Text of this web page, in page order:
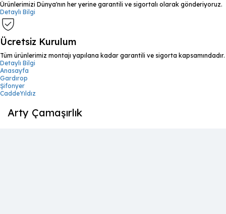
Ürünlerimizi Dünya'nın her yerine garantili ve sigortalı olarak gönderiyoruz.
Detaylı Bilgi
Ücretsiz Kurulum
Tüm ürünlerimiz montajı yapılana kadar garantili ve sigorta kapsamındadır.
Detaylı Bilgi
Anasayfa
Gardırop
Şifonyer
CaddeYıldız
Arty Çamaşırlık